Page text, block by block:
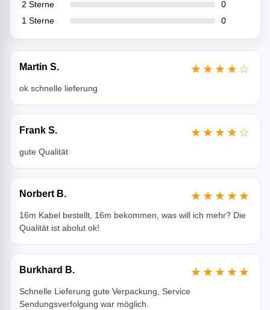
2 Sterne
0
1 Sterne
0
Martin S. ★★★★☆
ok schnelle lieferung
Frank S. ★★★★☆
gute Qualität
Norbert B. ★★★★★
16m Kabel bestellt, 16m bekommen, was will ich mehr? Die
Qualität ist abolut ok!
Burkhard B. ★★★★★
Schnelle Lieferung gute Verpackung, Service
Sendungsverfolgung war möglich.